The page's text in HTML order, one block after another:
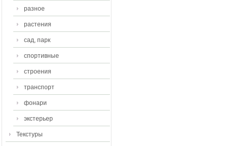
разное
растения
сад, парк
спортивные
строения
транспорт
фонари
экстерьер
Текстуры